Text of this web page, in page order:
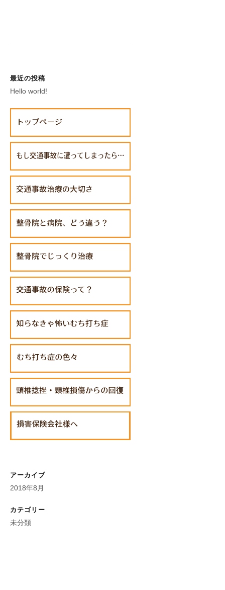
最近の投稿
Hello world!
アーカイブ
2018年8月
カテゴリー
未分類